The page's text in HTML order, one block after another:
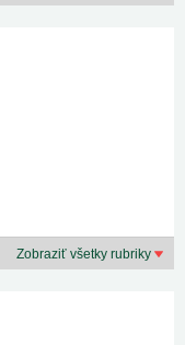
Zobraziť všetky rubriky